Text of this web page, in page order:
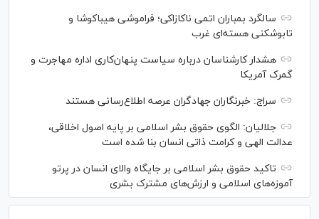
سالگرد بمباران اتمی ناکازاکی؛ فراموشی هیباکوشا و
تابوشکنی هسته‌ای غرب
هشدار کارشناسان درباره سیاست پنهان‌کاری اداره مهاجرت و
گمرک آمریکا
سراج: خبرنگاران جهادگران عرصه اطلاع‌رسانی هستند
جلالیان: الگوی حقوق بشر اسلامی بر پایه اصول اخلاقی،
عدالت الهی و کرامت ذاتی انسان بنا شده است
تاکید حقوق بشر اسلامی بر جایگاه والای انسان در پرتو
آموزه‌های اسلامی و ارزش‌های مشترک بشری